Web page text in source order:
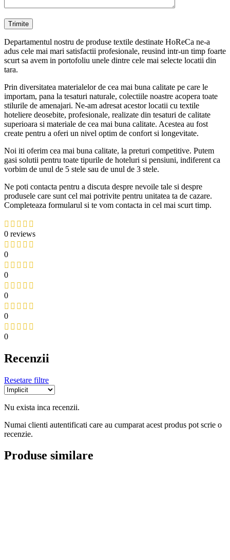
Departamentul nostru de produse textile destinate HoReCa ne-a
adus cele mai mari satisfactii profesionale, reusind intr-un timp foarte
scurt sa avem in portofoliu unele dintre cele mai selecte locatii din
tara.
Prin diversitatea materialelor de cea mai buna calitate pe care le
importam, pana la tesaturi naturale, colectiile noastre acopera toate
stilurile de amenajari. Ne-am adresat acestor locatii cu textile
hoteliere deosebite, profesionale, realizate din tesaturi de calitate
superioara si materiale de cea mai buna calitate. Acestea au fost
create pentru a oferi un nivel optim de confort si longevitate.
Noi iti oferim cea mai buna calitate, la preturi competitive. Putem
gasi solutii pentru toate tipurile de hoteluri si pensiuni, indiferent ca
vorbim de unul de 5 stele sau de unul de 3 stele.
Ne poti contacta pentru a discuta despre nevoile tale si despre
produsele care sunt cel mai potrivite pentru unitatea ta de cazare.
Completeaza formularul si te vom contacta in cel mai scurt timp.
0 reviews
0
0
0
0
0
Recenzii
Resetare filtre
Nu exista inca recenzii.
Numai clienti autentificati care au cumparat acest produs pot scrie o
recenzie.
Produse similare